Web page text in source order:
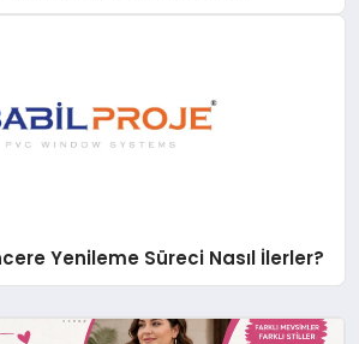
Yenileme Süreci Nasıl İlerler?